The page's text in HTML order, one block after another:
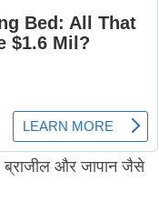
ब्राजील और जापान जैसे